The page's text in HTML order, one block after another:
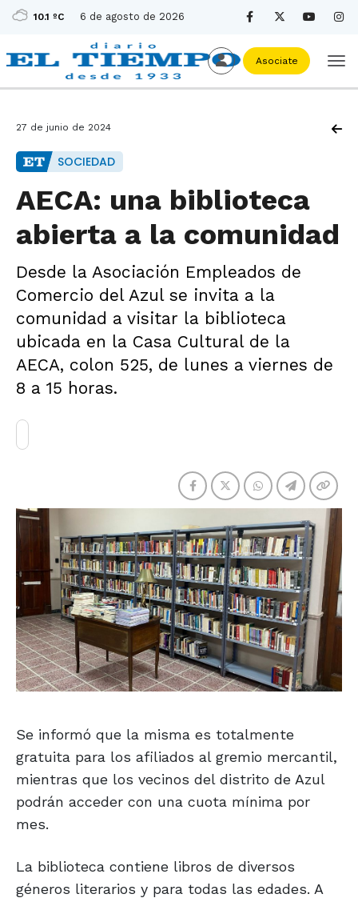
10.1 ºC 6 de agosto de 2026
Asociate
27 de junio de 2024
SOCIEDAD
AECA: una biblioteca
abierta a la comunidad
Desde la Asociación Empleados de
Comercio del Azul se invita a la
comunidad a visitar la biblioteca
ubicada en la Casa Cultural de la
AECA, colon 525, de lunes a viernes de
8 a 15 horas.
Se informó que la misma es totalmente
gratuita para los afiliados al gremio mercantil,
mientras que los vecinos del distrito de Azul
podrán acceder con una cuota mínima por
mes.
La biblioteca contiene libros de diversos
géneros literarios y para todas las edades. A